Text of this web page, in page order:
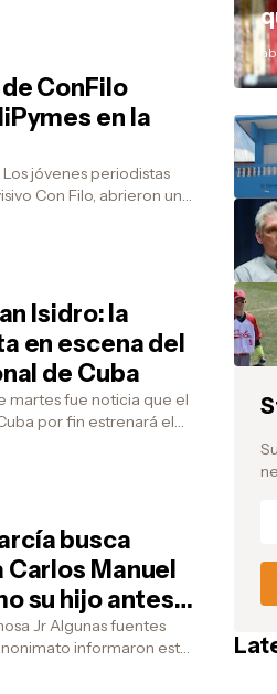
ConFilo
en la
jóvenes periodistas
Con Filo, abrieron una
para brindar su aporte
Isidro: la
en escena del
de Cuba
por fin estrenará el
de San Isidro, una p...
busca
Manuel
su hijo antes
apruebe
de familias
fuentes
informaron este
de Ay, qué muela! que